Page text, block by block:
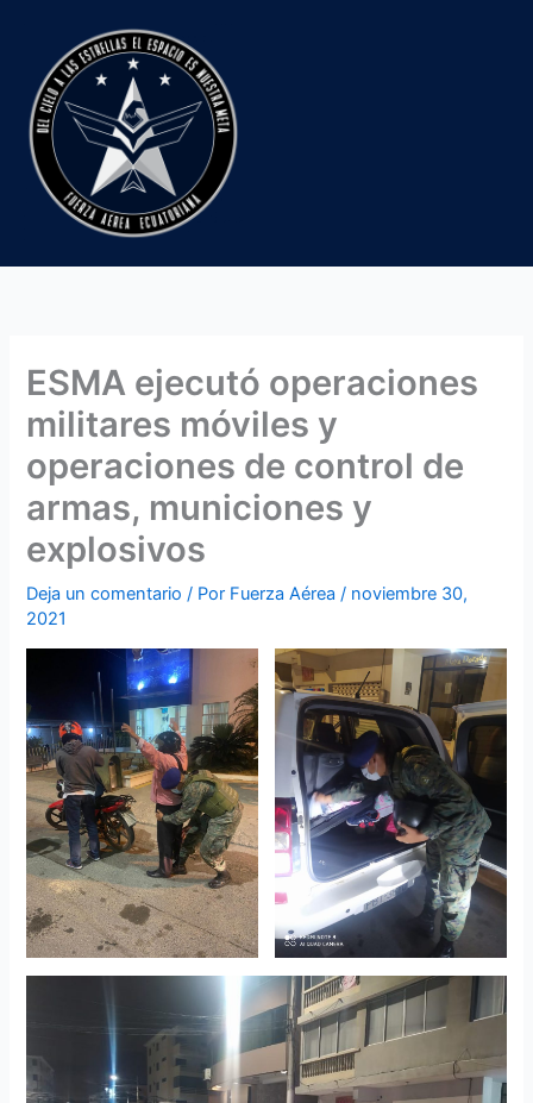
contenido
ESMA ejecutó operaciones
militares móviles y
operaciones de control de
armas, municiones y
explosivos
Deja un comentario / Por Fuerza Aérea/ noviembre 30,
2021